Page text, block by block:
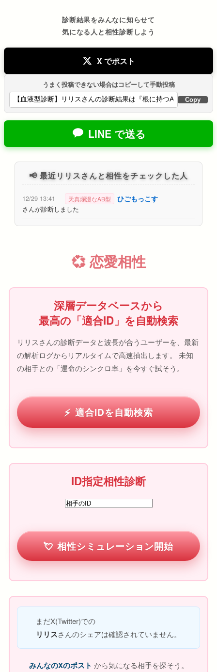
診断結果をみんなに知らせて
気になる人と相性診断しよう
X でポスト
うまく投稿できない場合はコピーして手動投稿
Copy
LINE で送る
📢 最近リリスさんと相性をチェックした人
12/29 13:41 天真爛漫なAB型 ひごもっこす
さんが診断しました
💞 恋愛相性
深層データベースから
最高の「適合ID」を自動検索
リリスさんの診断データと波長が合うユーザーを、最新
の解析ログからリアルタイムで高速抽出します。 未知
の相手との「運命のシンクロ率」を今すぐ試そう。
適合IDを自動検索
ID指定相性診断
相性シミュレーション開始
まだX(Twitter)での
リリスさんのシェアは確認されていません。
みんなのXのポスト から気になる相手を探そう。